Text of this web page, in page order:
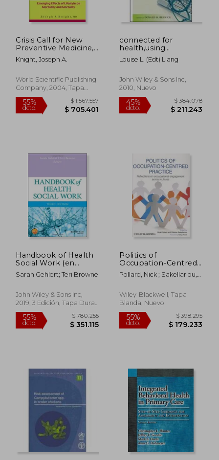
dcto. $ 33.806 dcto.
Crisis Call for New
Preventive Medicine,
A: Emerging Effects
of Lifestyle on
Mortality (en Inglés)
Knight, Joseph A.
World Scientific Publishing
Company, 2004, Tapa
Dura, Nuevo
55%
dcto.
$ 1.567.557
$ 705.401
connected for
health,using
electronic health
records to transform
Louise L. (edt) Liang
John Wiley & Sons Inc,
2010, Nuevo
45%
dcto. $
Handbook of Health
Social Work (en
Inglés)
Sarah Gehlert; Teri Browne
John Wiley & Sons Inc,
2019, 3 Edición, Tapa Dura,
Nuevo
Politics of
Occupation-Centred
Practice: Reflections
on Occupational
Cultures (en Inglés)
Pollard, Nick ; Sakellariou,
Wiley-Blackwell, Tapa
Blanda, Nuevo